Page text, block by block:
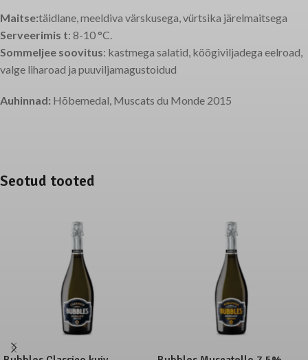
Maitse:täidlane, meeldiva värskusega, vürtsika järelmaitsega
Serveerimis t: 8-10 °C.
Sommeljee soovitus: kastmega salatid, köögiviljadega eelroad,
valge liharoad ja puuviljamagustoidud
Auhinnad: Hõbemedal, Muscats du Monde 2015
Seotud tooted